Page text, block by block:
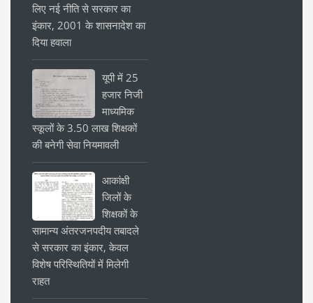
लिए नई नीति से सरकार का
इंकार, 2001 के शासनादेश का
दिया हवाला
यूपी में 25
हजार निजी
माध्यमिक
स्कूलों के 3.50 लाख शिक्षकों
की बनेगी सेवा नियमावली
आकांक्षी
जिलों के
शिक्षकों के
सामान्य अंतरजनपदीय तबादले
से सरकार का इंकार, केवल
विशेष परिस्थितियों में मिलेगी
राहत